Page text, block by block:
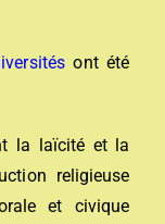
ont été
la laïcité et la
religieuse
et civique